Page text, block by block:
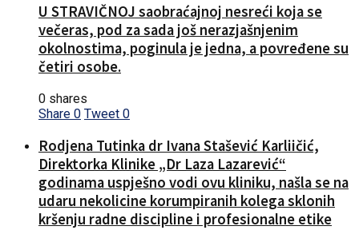
U STRAVIČNOJ saobraćajnoj nesreći koja se
večeras, pod za sada još nerazjašnjenim
okolnostima, poginula je jedna, a povređene su
četiri osobe.
0 shares
Share 0 Tweet 0
Rodjena Tutinka dr Ivana Stašević Karliičić,
Direktorka Klinike „Dr Laza Lazarević“
godinama uspješno vodi ovu kliniku, našla se na
udaru nekolicine korumpiranih kolega sklonih
kršenju radne discipline i profesionalne etike